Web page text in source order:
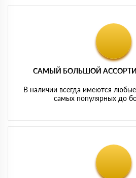
САМЫЙ БОЛЬШОЙ
В наличии всегда имеются
самых популярных до